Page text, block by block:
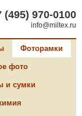
(495) 970-0100
info@miltex.ru
Фоторамки
фото
и сумки